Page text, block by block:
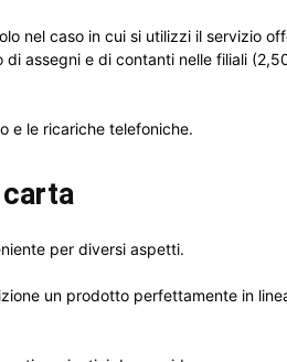
nel caso in cui si utilizzi il servizio
assegni e di contanti nelle filiali
e le ricariche telefoniche.
per diversi aspetti.
un prodotto perfettamente in